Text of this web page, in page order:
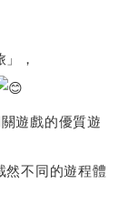
，
遊戲的優質遊
然不同的遊程體